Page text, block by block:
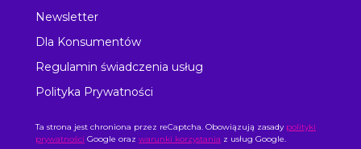
Newsletter
Dla Konsumentów
Regulamin świadczenia usług
Polityka Prywatności
Ta strona jest chroniona przez reCaptcha. Obowiązują zasady polityki
prywatności Google oraz warunki korzystania z usług Google.